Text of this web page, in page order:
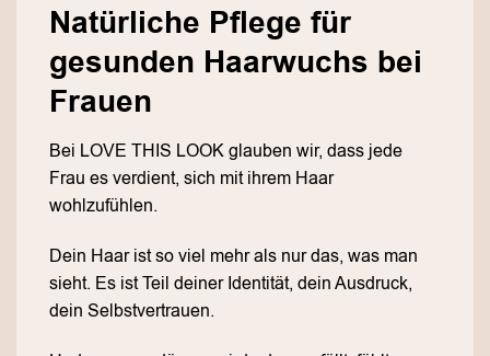
Natürliche Pflege für
gesunden Haarwuchs bei
Frauen
Bei LOVE THIS LOOK glauben wir, dass jede
Frau es verdient, sich mit ihrem Haar
wohlzufühlen.
Dein Haar ist so viel mehr als nur das, was man
sieht. Es ist Teil deiner Identität, dein Ausdruck,
dein Selbstvertrauen.